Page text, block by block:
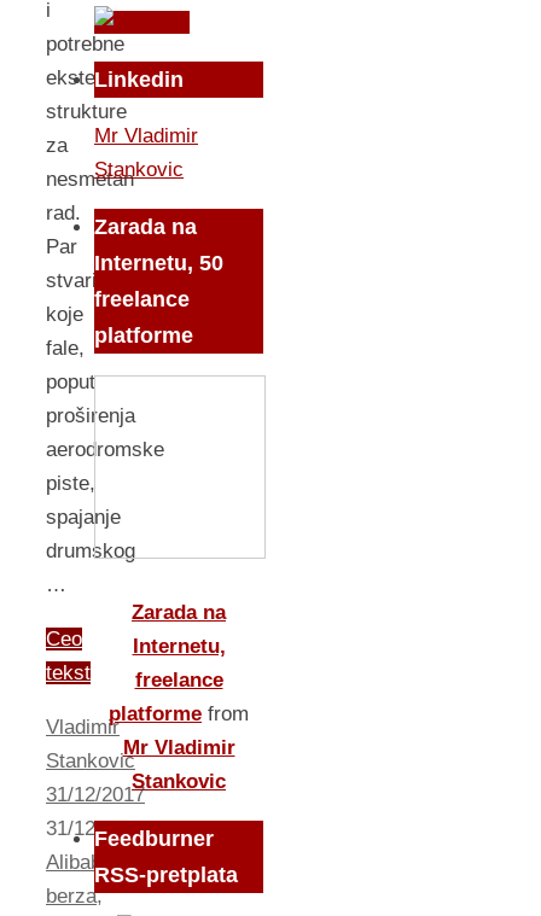
i
potrebne
eksterne
strukture
za
nesmetan
rad.
Par
stvari
koje
fale,
poput
proširenja
aerodromske
piste,
spajanje
drumskog
…
Ceo
tekst
Vladimir
Stankovic
31/12/2017
31/12/2017Biznis
Alibaba ,
berza,
Linkedin
Mr Vladimir
Stankovic
Zarada na
Internetu, 50
freelance
platforme
Zarada na
Internetu,
freelance
platforme from
Mr Vladimir
Stankovic
Feedburner
RSS-pretplata